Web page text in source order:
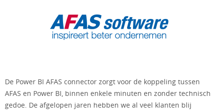
De Power BI AFAS connector zorgt voor de koppeling tussen
AFAS en Power BI, binnen enkele minuten en zonder technisch
gedoe. De afgelopen jaren hebben we al veel klanten blij